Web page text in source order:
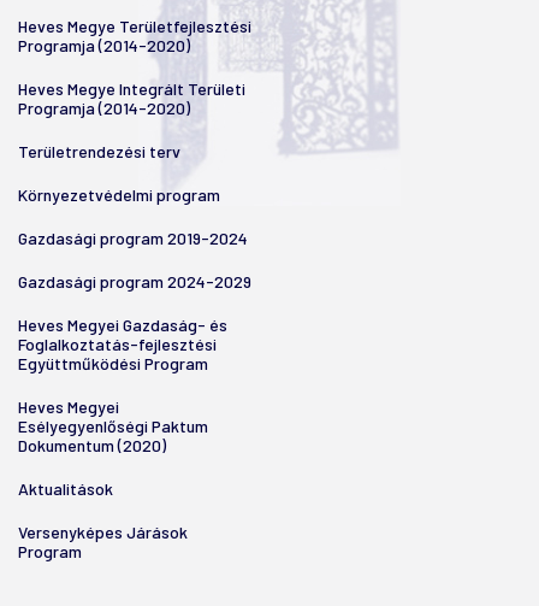
Heves Megye Területfejlesztési
Programja (2014-2020)
Heves Megye Integrált Területi
Programja (2014-2020)
Területrendezési terv
Környezetvédelmi program
Gazdasági program 2019-2024
Gazdasági program 2024-2029
Heves Megyei Gazdaság- és
Foglalkoztatás-fejlesztési
Együttműködési Program
Heves Megyei
Esélyegyenlőségi Paktum
Dokumentum (2020)
Aktualitások
Versenyképes Járások
Program